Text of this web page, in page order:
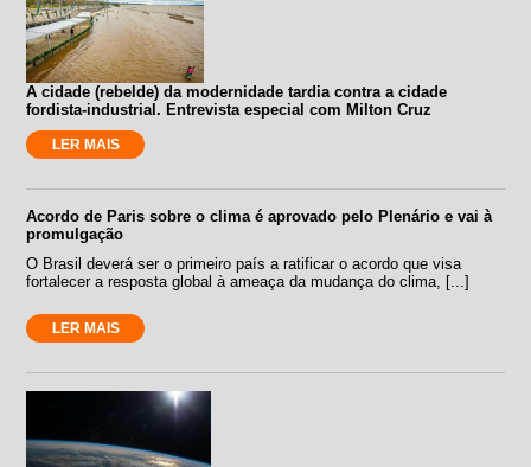
A cidade (rebelde) da modernidade tardia contra a cidade
fordista-industrial. Entrevista especial com Milton Cruz
LER MAIS
Acordo de Paris sobre o clima é aprovado pelo Plenário e vai à
promulgação
O Brasil deverá ser o primeiro país a ratificar o acordo que visa
fortalecer a resposta global à ameaça da mudança do clima, [...]
LER MAIS